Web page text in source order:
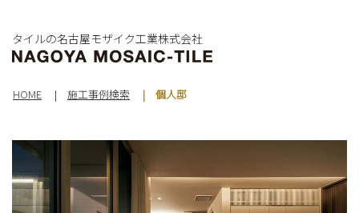
タイルの名古屋モザイク工業株式会社
HOME 施工事例検索 個人邸